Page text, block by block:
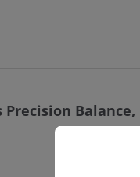
Balance,